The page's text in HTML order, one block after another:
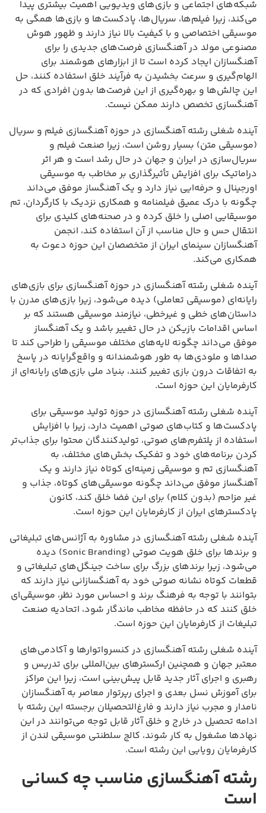
شبکه‌های اجتماعی و بازی‌های ویدیویی اهمیت بیشتری پیدا
می‌کند، زیرا فیلم‌ها، سریال‌ها، پادکست‌ها و بازی‌ها همگی به
موسیقی اختصاصی و با کیفیت بالا نیاز دارند و ظهور هوش
مصنوعی مولد در آهنگسازی فرصت‌های جدیدی را برای
آهنگسازان ایجاد کرده است تا از ابزارهای هوشمند برای
الهام‌گیری و سرعت بخشیدن به فرآیند خلق استفاده کنند، حل
این چالش‌ها و بهره‌گیری از این فرصت‌ها بدون افرادی که در
آهنگسازی تخصص دارند ممکن نیست.
آینده شغلی رشته آهنگسازی در حوزه آهنگسازی فیلم و سریال
(موسیقی متن) بسیار روشن است، زیرا صنعت فیلم و
سریال‌سازی در ایران و جهان در حال رشد است و هر اثر
دراماتیک برای افزایش تأثیرگذاری بر مخاطب به موسیقی
اورجینال و حرفه‌ایی نیاز دارد و یک آهنگساز موفق می‌داند
چگونه با درک عمیق فیلمنامه و همکاری نزدیک با کارگردان، تم
موسیقایی اصلی را خلق کرده و در صحنه‌های کلیدی برای
انتقال حس و حال مناسب از آن استفاده کند، انجمن
آهنگسازان سینمای ایران از متخصصان این حوزه دعوت به
همکاری می‌کند.
آینده شغلی رشته آهنگسازی در حوزه آهنگسازی برای بازی‌های
رایانه‌ای (موسیقی تعاملی) دیده می‌شود، زیرا بازی‌های مدرن با
داستان‌های خطی و غیرخطی، نیازمند موسیقی هستند که بر
اساس اقدامات بازیکن در حال تغییر باشد و یک آهنگساز
موفق می‌داند چگونه لایه‌های مختلف موسیقی را طراحی کند تا
صداها و ملودی‌ها به طور هوشمندانه و واقع‌گرایانه در پاسخ
به اتفاقات درون بازی تغییر کنند، بنیاد ملی بازی‌های رایانه‌ای از
کارفرمایان این حوزه است.
آینده شغلی رشته آهنگسازی در حوزه تولید موسیقی برای
پادکست‌ها و کتاب‌های صوتی اهمیت دارد، زیرا با افزایش
استفاده از پلتفرم‌های صوتی، تولیدکنندگان محتوا برای جذاب‌تر
کردن برنامه‌های خود و تفکیک بخش‌های مختلف، به
آهنگسازی تم و موسیقی زمینه‌ای کوتاه نیاز دارند و یک
آهنگساز موفق می‌داند چگونه موسیقی‌های کوتاه، جذاب و
غیر مزاحم (بدون کلام) برای این فضا خلق کند، کانون
پادکسترهای ایران از کارفرمایان این حوزه است.
آینده شغلی رشته آهنگسازی در مشاوره به آژانس‌های تبلیغاتی
و برندها برای خلق هويت صوتی (Sonic Branding) دیده
می‌شود، زیرا برندهای بزرگ برای ساخت جینگل‌های تبلیغاتی و
قطعات کوتاه نشانه صوتی خود به آهنگسازانی نیاز دارند که
بتوانند با توجه به فرهنگ برند و احساس مورد نظر، موسیقی‌ای
خلق کنند که در حافظه مخاطب ماندگار شود، اتحادیه صنعت
تبلیغات از کارفرمایان این حوزه است.
آینده شغلی رشته آهنگسازی در کنسرواتوارها و آکادمی‌های
معتبر جهان و همچنین ارکسترهای بین‌المللی برای تدریس و
رهبری و اجرای آثار جدید قابل پیش‌بینی است، زیرا این مراکز
برای آموزش نسل بعدی و اجرای رپرتوار معاصر به آهنگسازان
نامدار و مجرب نیاز دارند و فارغ‌التحصیلان برجسته این رشته با
ادامه تحصیل در خارج و خلق آثار قابل توجه می‌توانند در این
نهادها مشغول به کار شوند، کالج سلطنتی موسیقی لندن از
کارفرمایان رویایی این رشته است.
رشته آهنگسازی مناسب چه کسانی
است